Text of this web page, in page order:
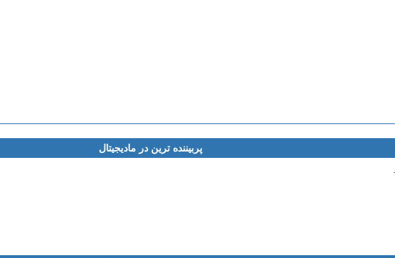
پربیننده ترین در مادیجیتال